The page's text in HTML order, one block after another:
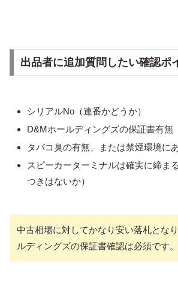
出品者に追加質問したい確認ポ
シリアルNo（連番かどうか）
D&Mホールディングズの保証書有無
タバコ臭の有無、または禁煙環境に
スピーカーターミナルは確実に締ま
つきはないか）
中古相場に対してかなり安い落札とな
ルディングズの保証書確認は必須です。